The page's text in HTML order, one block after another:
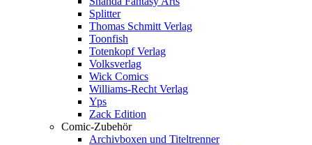
Splitter
Thomas Schmitt Verlag
Toonfish
Totenkopf Verlag
Volksverlag
Wick Comics
Williams-Recht Verlag
Yps
Zack Edition
Comic-Zubehör
Archivboxen und Titeltrenner